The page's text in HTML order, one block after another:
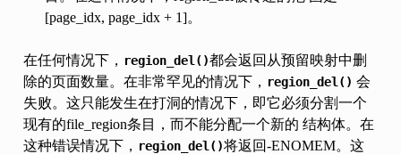
[page_idx, page_idx + 1]。
在任何情况下， region_del()都会返回从预留映射中删
除的页面数量。在非常罕见的情况下， region_del() 会
失败。这只能发生在打洞的情况下，即它必须分割一个
现有的file_region条目，而不能分配一个新的 结构体。在
这种错误情况下， region_del()将返回-ENOMEM。这